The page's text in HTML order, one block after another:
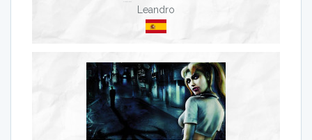
Leandro